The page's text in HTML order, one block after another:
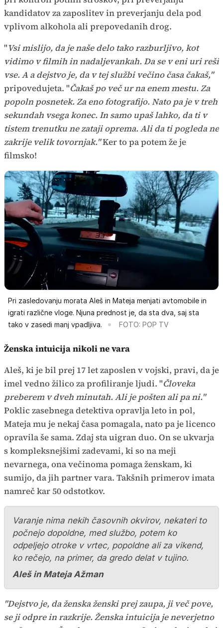
kandidatov za zaposlitev in preverjanju dela pod
vplivom alkohola ali prepovedanih drog.
"Vsi mislijo, da je naše delo tako razburljivo, kot
vidimo v filmih in nadaljevankah. Da se v eni uri reši
vse. A a dejstvo je, da v tej službi večino časa čakaš,"
pripovedujeta. "Čakaš po več ur na enem mestu. Za
popoln posnetek. Za eno fotografijo. Nato pa je v treh
sekundah vsega konec. In samo upaš lahko, da ti v
tistem trenutku ne zataji oprema. Ali da ti pogleda ne
zakrije velik tovornjak."Ker to pa potem že je
filmsko!
Pri zasledovanju morata Aleš in Mateja menjati avtomobile in
igrati različne vloge. Njuna prednost je, da sta dva, saj sta
tako v zasedi manj vpadljiva.
FOTO: POP TV
Ženska intuicija nikoli ne vara
Aleš, ki je bil prej 17 let zaposlen v vojski, pravi, da je
imel vedno žilico za profiliranje ljudi. "Človeka
preberem v dveh minutah. Ali je pošten ali pa ni."
Poklic zasebnega detektiva opravlja leto in pol,
Mateja mu je nekaj časa pomagala, nato pa je licenco
opravila še sama. Zdaj sta uigran duo. On se ukvarja
s kompleksnejšimi zadevami, ki so na meji
nevarnega, ona večinoma pomaga ženskam, ki
sumijo, da jih partner vara. Takšnih primerov imata
namreč kar 50 odstotkov.
Varanje nima nekih časovnih okvirov, nekateri to
počnejo dopoldne, med službo, potem ko
odpeljejo otroke v vrtec, popoldne ali za vikend,
ko rečejo, na primer, da gredo delat v tujino.
Aleš in Mateja Ažman
"Dejstvo je, da ženska ženski prej zaupa, ji več pove,
se ji odpre in razkrije. Ženska intuicija je neverjetno